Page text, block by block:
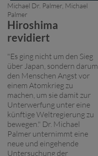
Michael Dr. Palmer, Michael
Palmer
Hiroshima
revidiert
"Es ging nicht um den Sieg
über Japan, sondern darum,
den Menschen Angst vor
einem Atomkrieg zu
machen, um sie damit zur
Unterwerfung unter eine
künftige Weltregierung zu
bewegen." Dr. Michael
Palmer unternimmt eine
neue und eingehende
Untersuchung der